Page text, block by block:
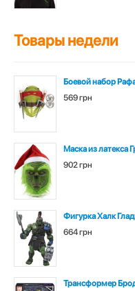
Товары недели
Боевой набор
569 грн
Маска из латекса
902 грн
Фигурка Халк
664 грн
Трансформер